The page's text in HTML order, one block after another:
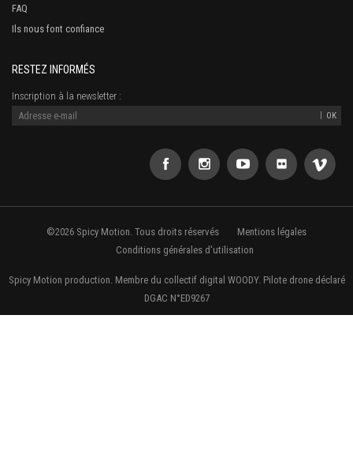
FAQ
Ils nous font confiance
RESTEZ INFORMÉS
Inscription à la newsletter :
©2026 Spicy Motion. Tous droits réservés
Mentions légales
Conditions générales d'utilisation
Spicy Motion production. Membre du collectif digital WOODY. Pilote drone déclaré
DGAC N°ED9267